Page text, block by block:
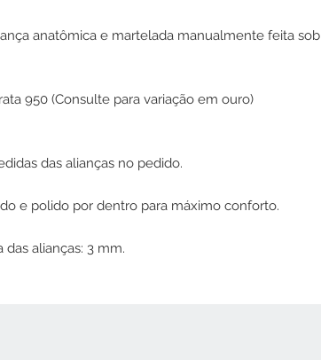
anatômica e martelada manualmente feita sob
950 (Consulte para variação em ouro)
das alianças no pedido.
e polido por dentro para máximo conforto.
das alianças: 3 mm.